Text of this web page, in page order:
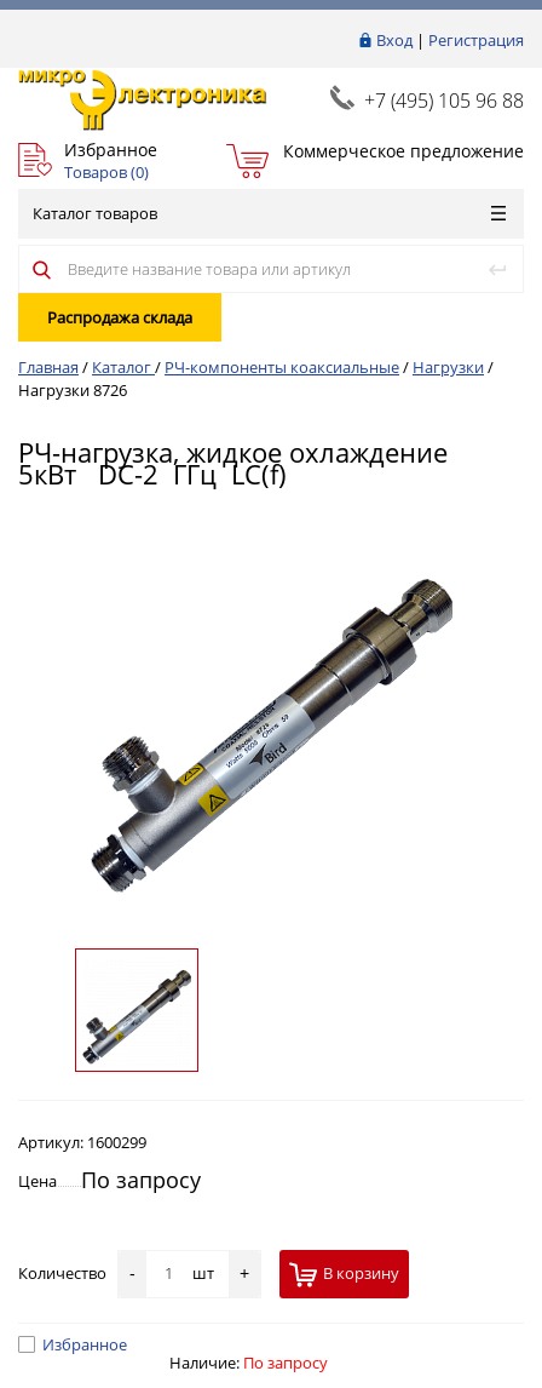
Вход| Регистрация
+7 (495) 105 96 88
Избранное
Товаров (0)
Коммерческое предложение
Каталог товаров
Распродажа склада
Главная / Каталог/ РЧ-компоненты коаксиальные/ Нагрузки/
Нагрузки 8726
РЧ-нагрузка, жидкое охлаждение
5кВт DC-2 ГГц LC(f)
Артикул: 1600299
Цена
По запросу
Количество - шт + В корзину
Избранное
Наличие: По запросу